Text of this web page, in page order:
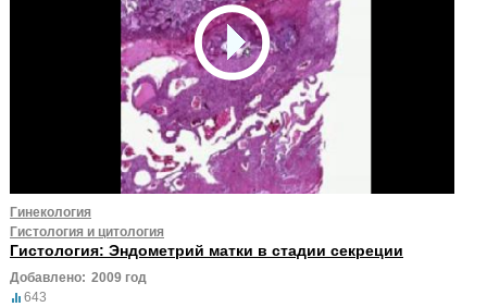
Гинекология
Гистология и цитология
Гистология: Эндометрий матки в стадии секреции
Добавлено: 2009 год
643